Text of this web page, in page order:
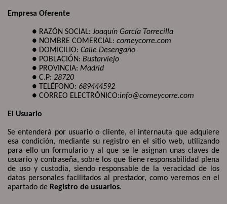
Empresa Oferente
● RAZÓN SOCIAL: Joaquín García Torrecilla
● NOMBRE COMERCIAL: comeycorre.com
● DOMICILIO: Calle Desengaño
● POBLACIÓN: Bustarviejo
● PROVINCIA: Madrid
● C.P: 28720
● TELÉFONO: 689444592
● CORREO ELECTRÓNICO:info@comeycorre.com
El Usuario
Se entenderá por usuario o cliente, el internauta que adquiere
esa condición, mediante su registro en el sitio web, utilizando
para ello un formulario y al que se le asignan unas claves de
usuario y contraseña, sobre los que tiene responsabilidad plena
de uso y custodia, siendo responsable de la veracidad de los
datos personales facilitados al prestador, como veremos en el
apartado de Registro de usuarios.